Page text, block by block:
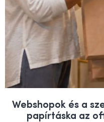
Webshopok és a
papírtáska az